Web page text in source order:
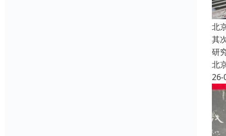
北
其
研
北
26-